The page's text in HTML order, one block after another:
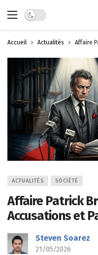
Dark mode
Accueil Actualités Affaire
ACTUALITÉS SOCIÉTÉ
Affaire Patrick
Accusations et
Steven Soarez
21/05/2026